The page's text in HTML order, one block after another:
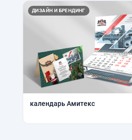
ДИЗАЙН И БРЕНДИНГ
календарь Амитекс